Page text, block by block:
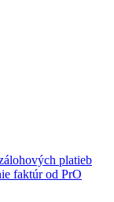
platieb
faktúr od PrO